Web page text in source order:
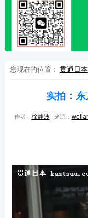
您现在的位置： 贯通日本
实拍：
作者： 徐静波 | 来源：